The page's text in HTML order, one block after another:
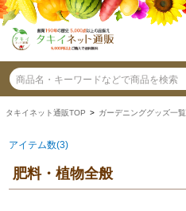
タキイネット通販TOP > ガーデニンググッズ一覧
アイテム数(3)
肥料・植物全般